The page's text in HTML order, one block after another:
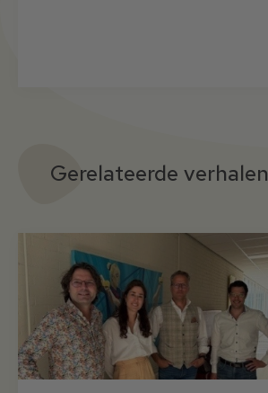
Gerelateerde verhalen